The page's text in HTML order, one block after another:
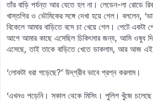
তাঁর বাড়ি পর্যন্ত আর যেতে হল না। লেডেন-লা রোডে
খাস্তগির ও ভৌমিকের সঙ্গে দেখা হয়ে গেল। বললেন,
বিকেলে আমার বাড়িতে বসে চা খেয়ে গেল। পেটে একটা
আগে আমার কাছে এসেছিল চিকিৎসার জন্য, আমি ওষুধ
এসেছে, তাই তাকে বাড়িতে খেতে ডাকলাম, আর আজ এই
‘লোকটা ধরা পড়েছে?’ উদ্‌গ্রীব ভাবে প্রশ্ন করলাম।
‘এখনও পড়েনি। সকাল থেকে মিসিং। পুলিশ খুঁজে